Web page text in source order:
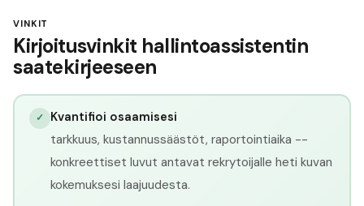
VINKIT
Kirjoitusvinkit hallintoassistentin
saatekirjeeseen
✓ Kvantifioi osaamisesi
tarkkuus, kustannussäästöt, raportointiaika --
konkreettiset luvut antavat rekrytoijalle heti kuvan
kokemuksesi laajuudesta.